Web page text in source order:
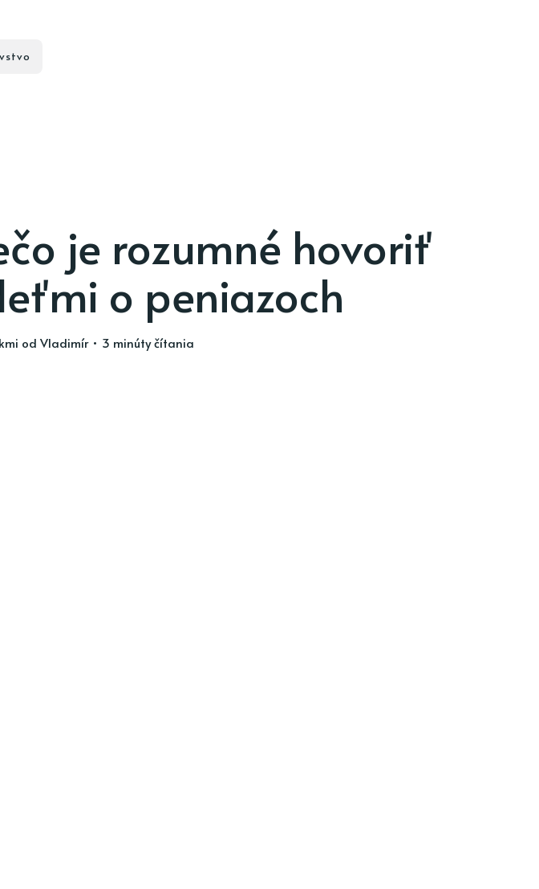
je rozumné hovoriť
o peniazoch
od Vladimír• 3 minúty čítania